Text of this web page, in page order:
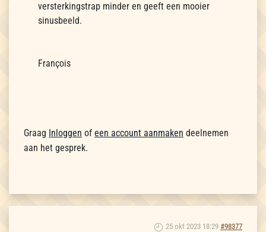
versterkingstrap minder en geeft een mooier
sinusbeeld.
François
Graag Inloggen of een account aanmaken deelnemen
aan het gesprek.
25 okt 2023 18:29 #98377